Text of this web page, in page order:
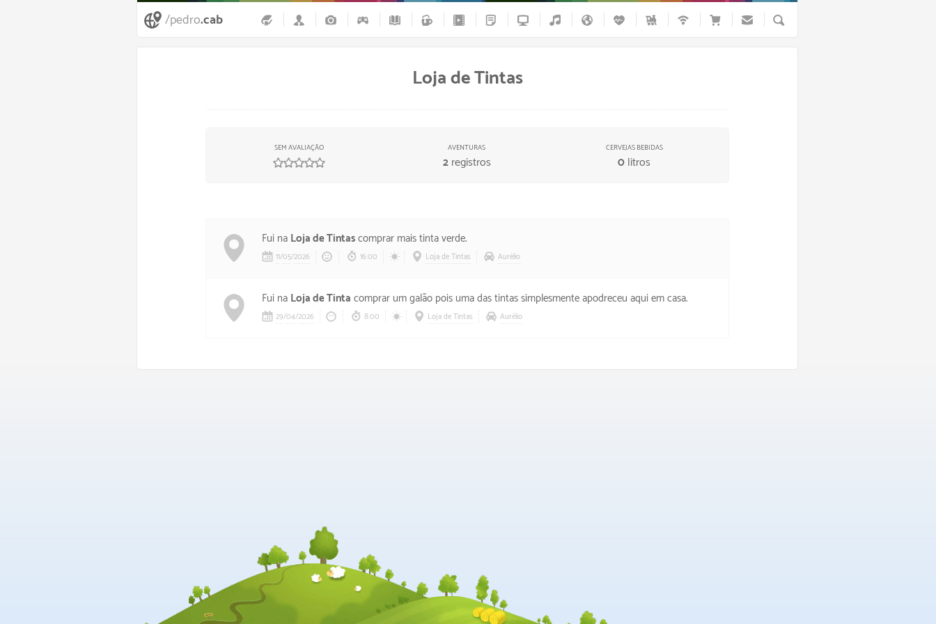
/pedro.cab
Loja de Tintas
SEM AVALIAÇÃO
/
AVENTURAS
2registros
CERVEJAS BEBIDAS
0litros
Fui na Loja de Tintascomprar mais tinta verde.
11/05/2026 16:00 Loja de Tintas Aurélio
Fui na Loja de Tinta comprar um galão pois uma das tintas simplesmente apodreceu aqui em casa.
29/04/2026 8:00 Loja de Tintas Aurélio